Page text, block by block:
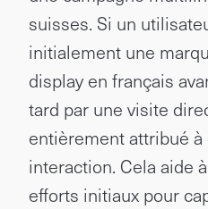
suisses. Si un
initialement une
display en français
tard par une visite
entièrement attribué
interaction. Cela aide
efforts initiaux pour